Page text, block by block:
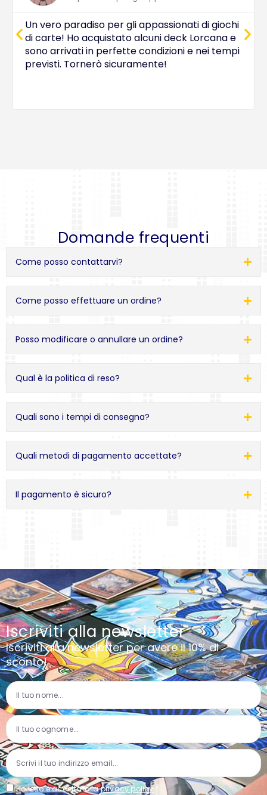
Un vero paradiso per gli appassionati di giochi
di carte! Ho acquistato alcuni deck Lorcana e
sono arrivati in perfette condizioni e nei tempi
previsti. Tornerò sicuramente!
Domande frequenti
Come posso contattarvi?
Come posso effettuare un ordine?
Posso modificare o annullare un ordine?
Qual è la politica di reso?
Quali sono i tempi di consegna?
Quali metodi di pagamento accettate?
Il pagamento è sicuro?
Iscriviti alla newsletter
Iscriviti alla newsletter per avere il 10% di
sconto!
Ho letto e accettato laprivacy policy *